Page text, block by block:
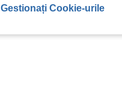
Gestionați Cookie-urile